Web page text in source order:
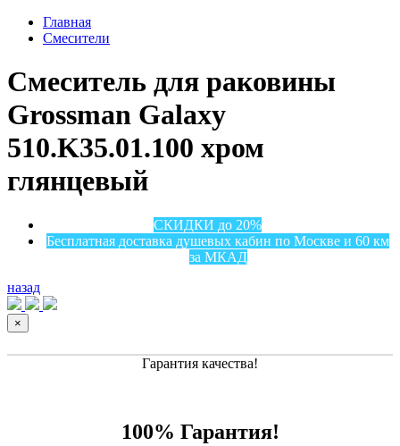
Главная
Смесители
Смеситель для раковины
Grossman Galaxy
510.K35.01.100 хром
глянцевый
СКИДКИ до 20%
Бесплатная доставка душевых кабин по Москве и 60 км
за МКАД
назад
×
Гарантия качества!
100% Гарантия!